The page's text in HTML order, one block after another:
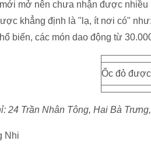
mở nên chưa nhận được
khẳng định là "lạ, ít nơi có"
biến, các món dao động từ
Ốc đỏ
24 Trần Nhân Tông, Hai Bà
Nhi